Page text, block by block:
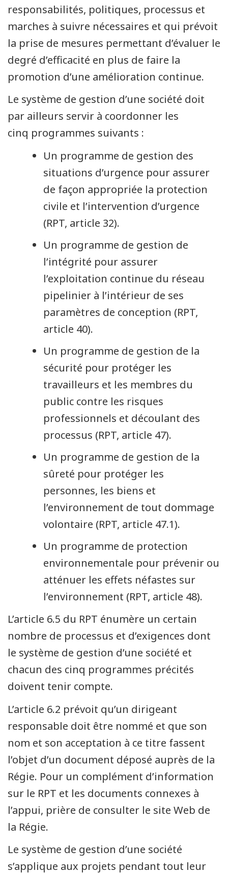
responsabilités, politiques, processus et
marches à suivre nécessaires et qui prévoit
la prise de mesures permettant d’évaluer le
degré d’efficacité en plus de faire la
promotion d’une amélioration continue.
Le système de gestion d’une société doit
par ailleurs servir à coordonner les
cinq programmes suivants :
Un programme de gestion des
situations d’urgence pour assurer
de façon appropriée la protection
civile et l’intervention d’urgence
(RPT, article 32).
Un programme de gestion de
l’intégrité pour assurer
l’exploitation continue du réseau
pipelinier à l’intérieur de ses
paramètres de conception (RPT,
article 40).
Un programme de gestion de la
sécurité pour protéger les
travailleurs et les membres du
public contre les risques
professionnels et découlant des
processus (RPT, article 47).
Un programme de gestion de la
sûreté pour protéger les
personnes, les biens et
l’environnement de tout dommage
volontaire (RPT, article 47.1).
Un programme de protection
environnementale pour prévenir ou
atténuer les effets néfastes sur
l’environnement (RPT, article 48).
L’article 6.5 du RPT énumère un certain
nombre de processus et d’exigences dont
le système de gestion d’une société et
chacun des cinq programmes précités
doivent tenir compte.
L’article 6.2 prévoit qu’un dirigeant
responsable doit être nommé et que son
nom et son acceptation à ce titre fassent
l’objet d’un document déposé auprès de la
Régie. Pour un complément d’information
sur le RPT et les documents connexes à
l’appui, prière de consulter le site Web de
la Régie.
Le système de gestion d’une société
s’applique aux projets pendant tout leur